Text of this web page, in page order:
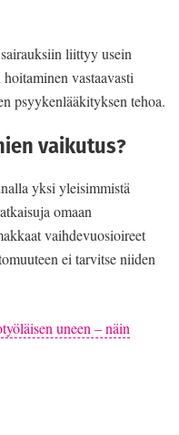
liittyy usein
vastaavasti
psyykenlääkityksen tehoa.
vaikutus?
yksi yleisimmistä
omaan
vaihdevuosioireet
ei tarvitse niiden
uneen – näin